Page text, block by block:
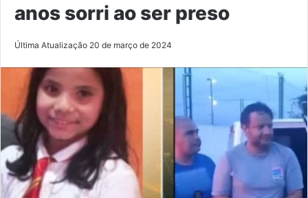
anos sorri ao ser preso
Última Atualização 20 de março de 2024